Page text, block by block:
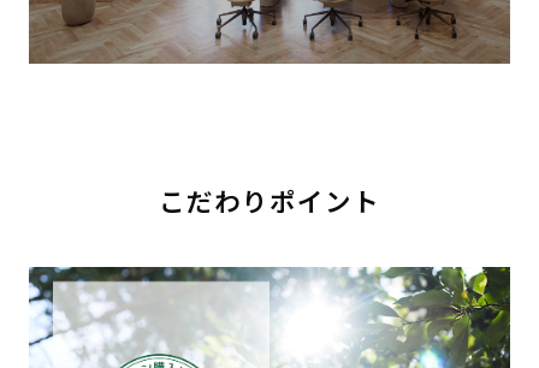
こだわりポイント